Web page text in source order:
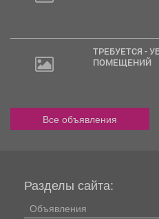
ТРЕБУЕТСЯ - УБОРЩИК СЛУЖЕБНЫХ
ПОМЕЩЕНИЙ
Все объявления
Разделы сайта:
Объявления